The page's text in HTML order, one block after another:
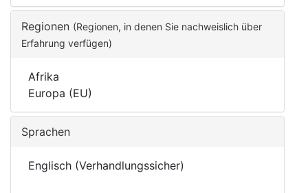
Regionen (Regionen, in denen Sie nachweislich über
Erfahrung verfügen)
Afrika
Europa (EU)
Sprachen
Englisch (Verhandlungssicher)